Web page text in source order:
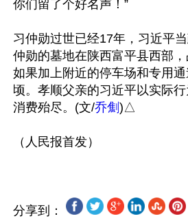
你们留了个好名声！”
习仲勋过世已经17年，习近平
仲勋的墓地在陕西富平县西部，
如果加上附近的停车场和专用
顷。孝顺父亲的习近平以实际
消费殆尽。(文/乔劁)△
分享到：